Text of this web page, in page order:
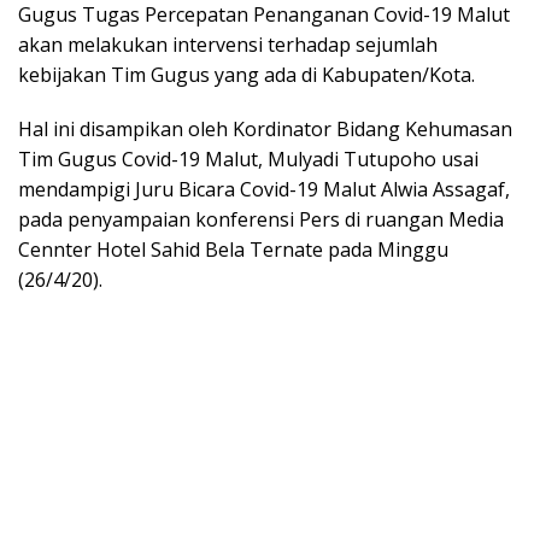
Gugus Tugas Percepatan Penanganan Covid-19 Malut
akan melakukan intervensi terhadap sejumlah
kebijakan Tim Gugus yang ada di Kabupaten/Kota.
Hal ini disampikan oleh Kordinator Bidang Kehumasan
Tim Gugus Covid-19 Malut, Mulyadi Tutupoho usai
mendampigi Juru Bicara Covid-19 Malut Alwia Assagaf,
pada penyampaian konferensi Pers di ruangan Media
Cennter Hotel Sahid Bela Ternate pada Minggu
(26/4/20).